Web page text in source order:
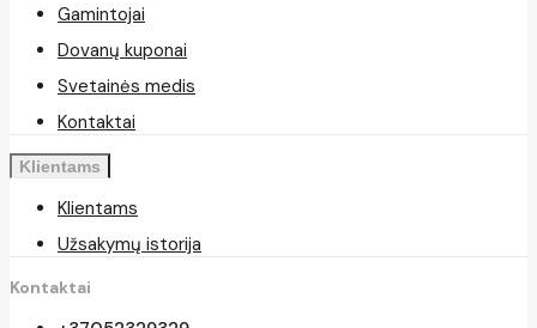
Gamintojai
Dovanų kuponai
Svetainės medis
Kontaktai
Klientams
Klientams
Užsakymų istorija
Kontaktai